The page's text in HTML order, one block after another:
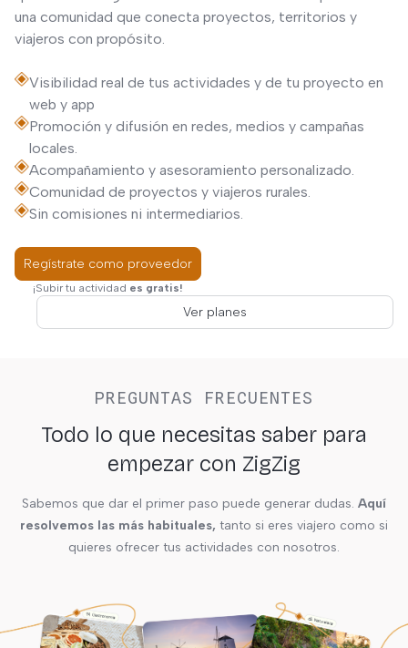
una comunidad que conecta proyectos, territorios y
viajeros con propósito.
Visibilidad real de tus actividades y de tu proyecto en
web y app
Promoción y difusión en redes, medios y campañas
locales.
Acompañamiento y asesoramiento personalizado.
Comunidad de proyectos y viajeros rurales.
Sin comisiones ni intermediarios.
Regístrate como proveedor
¡Subir tu actividad es gratis!
Ver planes
PREGUNTAS FRECUENTES
Todo lo que necesitas saber para
empezar con ZigZig
Sabemos que dar el primer paso puede generar dudas. Aquí
resolvemos las más habituales, tanto si eres viajero como si
quieres ofrecer tus actividades con nosotros.